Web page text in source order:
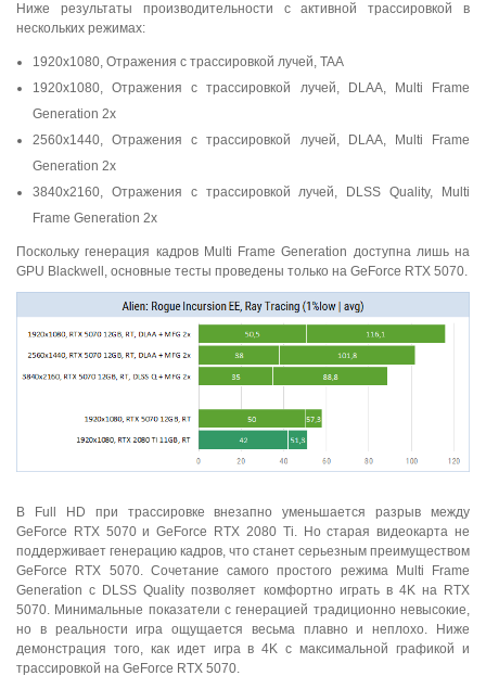
Ниже результаты производительности с активной трассировкой в
нескольких режимах:
1920x1080, Отражения с трассировкой лучей, TAA
1920x1080, Отражения с трассировкой лучей, DLAA, Multi Frame
Generation 2x
2560x1440, Отражения с трассировкой лучей, DLAA, Multi Frame
Generation 2x
3840x2160, Отражения с трассировкой лучей, DLSS Quality, Multi
Frame Generation 2x
Поскольку генерация кадров Multi Frame Generation доступна лишь на
GPU Blackwell, основные тесты проведены только на GeForce RTX 5070.
В Full HD при трассировке внезапно уменьшается разрыв между
GeForce RTX 5070 и GeForce RTX 2080 Ti. Но старая видеокарта не
поддерживает генерацию кадров, что станет серьезным преимуществом
GeForce RTX 5070. Сочетание самого простого режима Multi Frame
Generation с DLSS Quality позволяет комфортно играть в 4K на RTX
5070. Минимальные показатели с генерацией традиционно невысокие,
но в реальности игра ощущается весьма плавно и неплохо. Ниже
демонстрация того, как идет игра в 4K с максимальной графикой и
трассировкой на GeForce RTX 5070.